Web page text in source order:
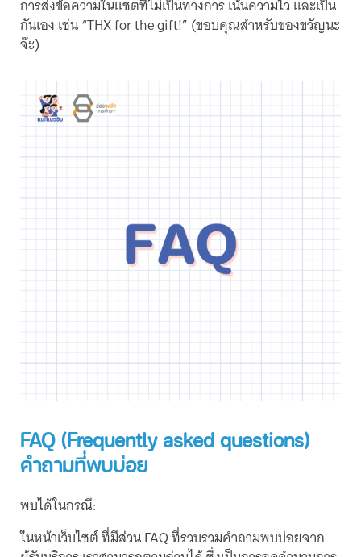
การส่งข้อความในแชตที่ไม่เป็นทางการ เน้นความไว และเป็น
กันเอง เช่น “THX for the gift!” (ขอบคุณสำหรับของขวัญนะ
จ๊ะ)
FAQ (Frequently asked questions)
คำถามที่พบบ่อย
พบได้ในกรณี:
ในหน้าเว็บไซต์ ที่มีส่วน FAQ ที่รวบรวมคำถามพบบ่อยจาก